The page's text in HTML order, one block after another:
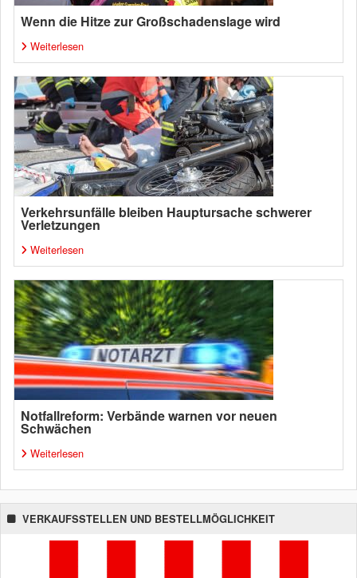
Wenn die Hitze zur Großschadenslage wird
Weiterlesen
Verkehrsunfälle bleiben Hauptursache schwerer
Verletzungen
Weiterlesen
Notfallreform: Verbände warnen vor neuen
Schwächen
Weiterlesen
VERKAUFSSTELLEN UND BESTELLMÖGLICHKEIT